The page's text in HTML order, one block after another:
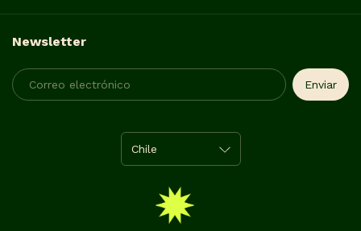
Newsletter